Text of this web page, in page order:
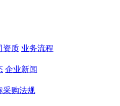
资质 业务流程
企业新闻
采购法规